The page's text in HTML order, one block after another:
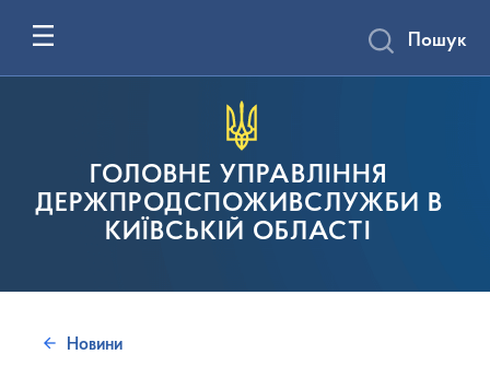
ГОЛОВНЕ УПРАВЛІННЯ
ДЕРЖПРОДСПОЖИВСЛУЖБИ В
КИЇВСЬКІЙ ОБЛАСТІ
Пошук
Новини